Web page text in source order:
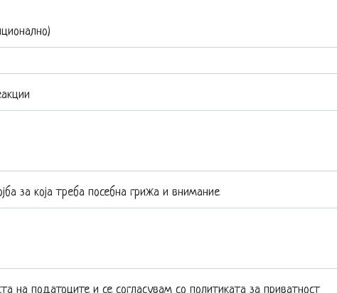
за која треба посебна грижа и внимание
на податоците и се согласувам со политиката за приватност